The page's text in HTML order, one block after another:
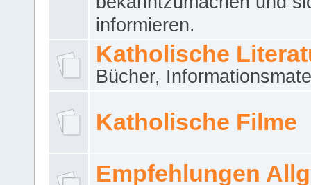
informieren.
Katholische
Bücher,
Katholische Filme
Empfehlungen